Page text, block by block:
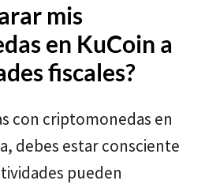
mis
en KuCoin a
fiscales?
con criptomonedas en
debes estar consciente
pueden